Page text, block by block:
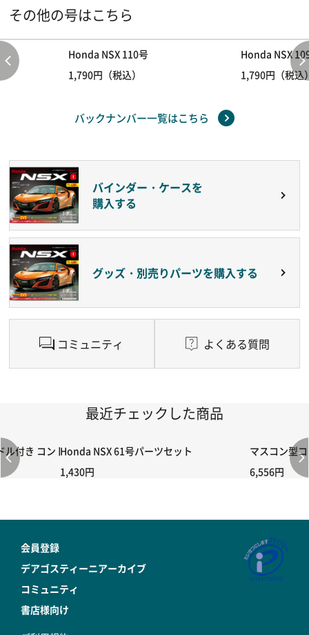
その他の号はこちら
Honda NSX 110号
1,790円（税込）
Honda NSX
1,790円（税込
バックナンバー一覧はこちら
バインダー・ケースを
購入する
グッズ・別売りパーツを購入する
コミュニティ よくある質問
最近チェックした商品
付き コントローラー＆ポイント切り替えスイッチRC-02/C002 /
Honda NSX 61号パーツセット
1,430円
マスコン型
6,556円
会員登録
デアゴスティーニアーカイブ
コミュニティ
書店様向け